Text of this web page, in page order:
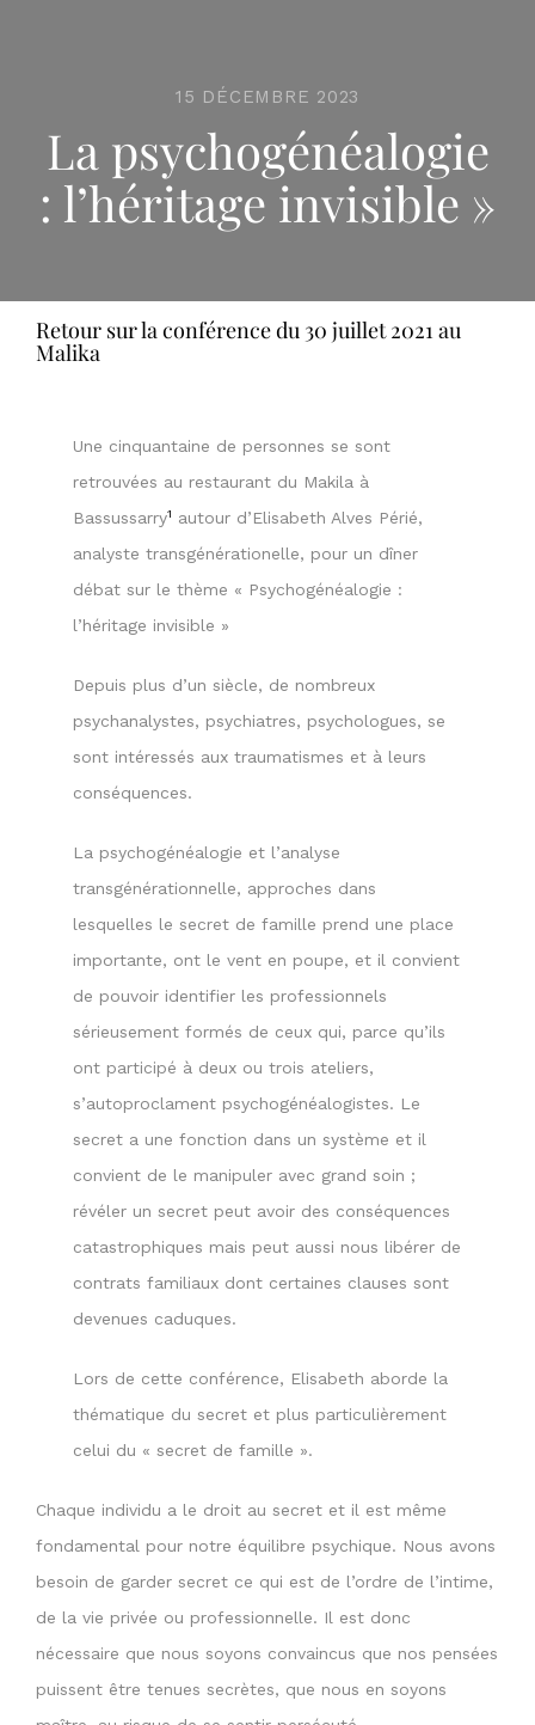
15 DÉCEMBRE 2023
La psychogénéalogie
: l’héritage invisible »
Retour sur la conférence du 30 juillet 2021 au
Malika
Une cinquantaine de personnes se sont
retrouvées au restaurant du Makila à
Bassussarry1 autour d’Elisabeth Alves Périé,
analyste transgénérationelle, pour un dîner
débat sur le thème « Psychogénéalogie :
l’héritage invisible »
Depuis plus d’un siècle, de nombreux
psychanalystes, psychiatres, psychologues, se
sont intéressés aux traumatismes et à leurs
conséquences.
La psychogénéalogie et l’analyse
transgénérationnelle, approches dans
lesquelles le secret de famille prend une place
importante, ont le vent en poupe, et il convient
de pouvoir identifier les professionnels
sérieusement formés de ceux qui, parce qu’ils
ont participé à deux ou trois ateliers,
s’autoproclament psychogénéalogistes. Le
secret a une fonction dans un système et il
convient de le manipuler avec grand soin ;
révéler un secret peut avoir des conséquences
catastrophiques mais peut aussi nous libérer de
contrats familiaux dont certaines clauses sont
devenues caduques.
Lors de cette conférence, Elisabeth aborde la
thématique du secret et plus particulièrement
celui du « secret de famille ».
Chaque individu a le droit au secret et il est même
fondamental pour notre équilibre psychique. Nous avons
besoin de garder secret ce qui est de l’ordre de l’intime,
de la vie privée ou professionnelle. Il est donc
nécessaire que nous soyons convaincus que nos pensées
puissent être tenues secrètes, que nous en soyons